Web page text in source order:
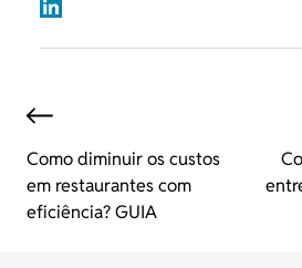
Como diminuir os custos
em restaurantes com
eficiência? GUIA